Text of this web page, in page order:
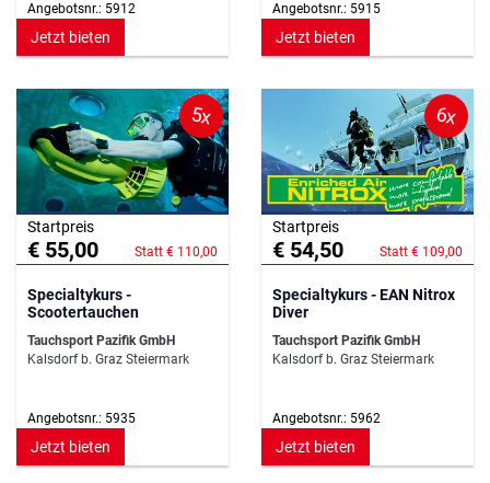
Angebotsnr.: 5912
Jetzt bieten
Angebotsnr.: 5915
Jetzt bieten
5x
Startpreis
€ 55,00 Statt € 110,00
Specialtykurs -
Scootertauchen
Tauchsport Pazifik GmbH
Kalsdorf b. Graz Steiermark
Angebotsnr.: 5935
Jetzt bieten
6x
Startpreis
€ 54,50 Statt € 109,00
Specialtykurs - EAN Nitrox
Diver
Tauchsport Pazifik GmbH
Kalsdorf b. Graz Steiermark
Angebotsnr.: 5962
Jetzt bieten